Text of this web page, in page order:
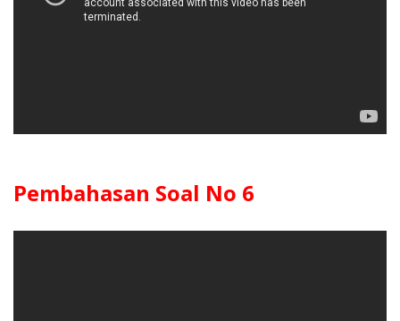
Pembahasan Soal No 6